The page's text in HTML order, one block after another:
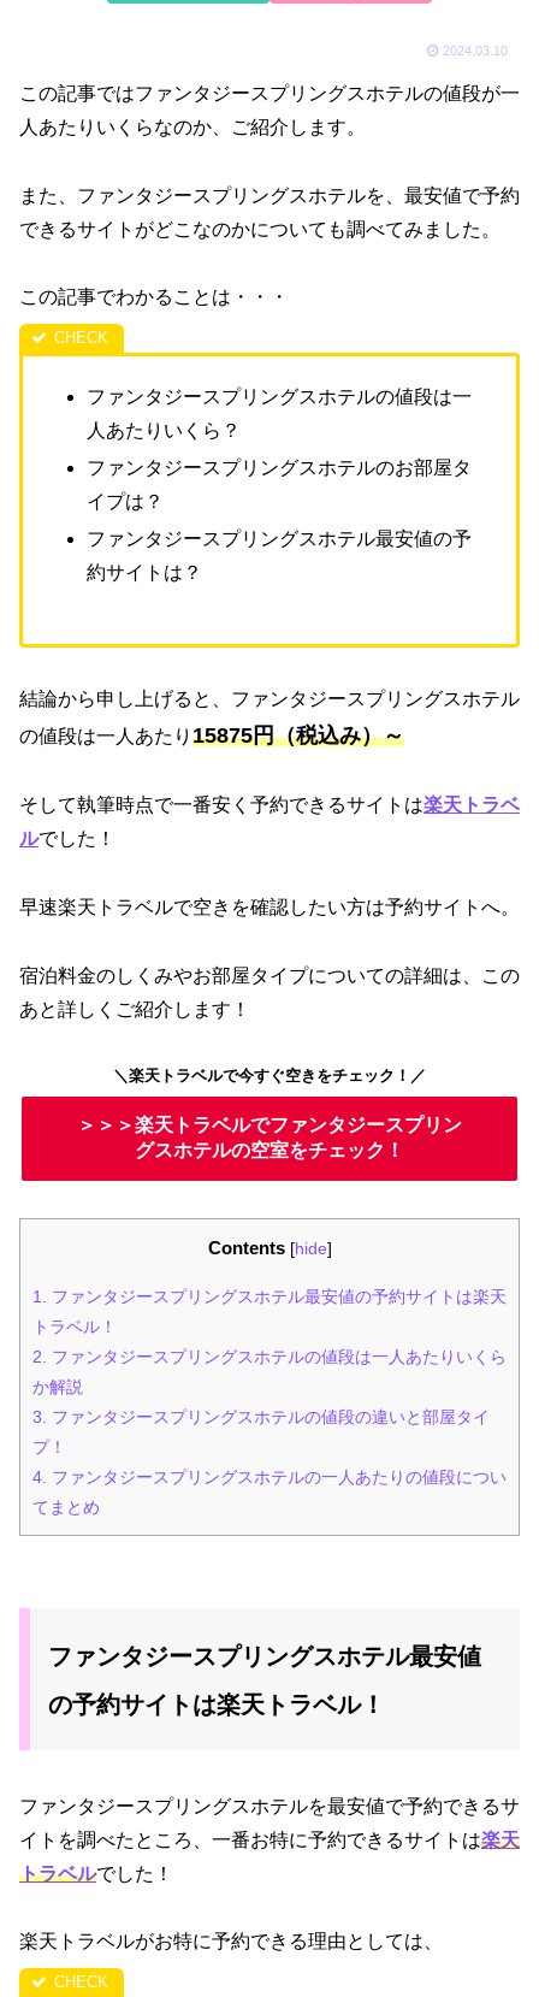
2024.03.10
この記事ではファンタジースプリングスホテルの値段が一
人あたりいくらなのか、ご紹介します。
また、ファンタジースプリングスホテルを、最安値で予約
できるサイトがどこなのかについても調べてみました。
この記事でわかることは・・・
ファンタジースプリングスホテルの値段は一
人あたりいくら？
ファンタジースプリングスホテルのお部屋タ
イプは？
ファンタジースプリングスホテル最安値の予
約サイトは？
結論から申し上げると、ファンタジースプリングスホテル
の値段は一人あたり 15875円（税込み）～
そして執筆時点で一番安く予約できるサイトは楽天トラベ
ルでした！
早速楽天トラベルで空きを確認したい方は予約サイトへ。
宿泊料金のしくみやお部屋タイプについての詳細は、この
あと詳しくご紹介します！
＼楽天トラベルで今すぐ空きをチェック！／
＞＞＞楽天トラベルでファンタジースプリン
グスホテルの空室をチェック！
Contents [hide]
1. ファンタジースプリングスホテル最安値の予約サイトは楽天
トラベル！
2. ファンタジースプリングスホテルの値段は一人あたりいくら
か解説
3. ファンタジースプリングスホテルの値段の違いと部屋タイ
プ！
4. ファンタジースプリングスホテルの一人あたりの値段につい
てまとめ
ファンタジースプリングスホテル最安値
の予約サイトは楽天トラベル！
ファンタジースプリングスホテルを最安値で予約できるサ
イトを調べたところ、一番お特に予約できるサイトは楽天
トラベルでした！
楽天トラベルがお特に予約できる理由としては、